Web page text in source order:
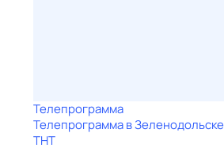
Телепрограмма
Телепрограмма в Зеленодольске
ТНТ